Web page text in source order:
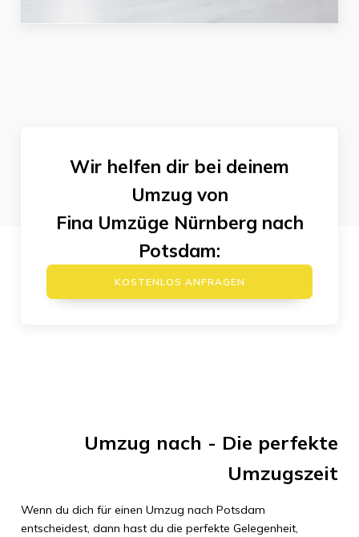
Wir helfen dir bei deinem
Umzug von
Fina Umzüge Nürnberg nach
Potsdam:
KOSTENLOS ANFRAGEN
Umzug nach - Die perfekte
Umzugszeit
Wenn du dich für einen Umzug nach Potsdam
entscheidest, dann hast du die perfekte Gelegenheit,